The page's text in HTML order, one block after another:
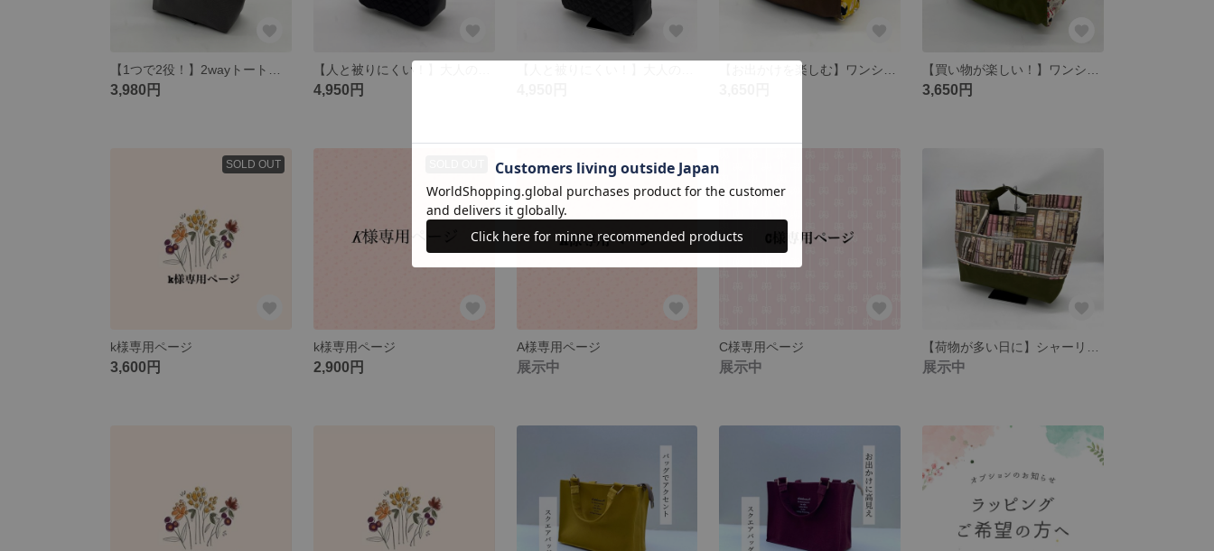
3,980円 4,950円 3,650円
SOLD OUT
k様専用ページ
3,600円
k様専用ページ
2,900円
A様専用ページ
展示中
C様専用ページ
展示中 展示中